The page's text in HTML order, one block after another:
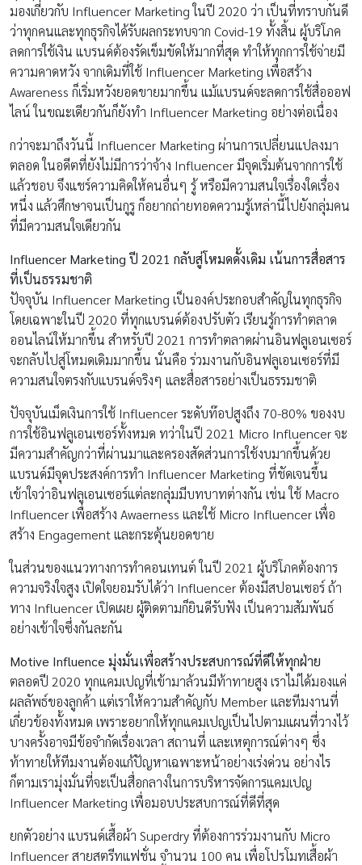
มองเกี่ยวกับ Influencer Marketing ในปี 2020 ว่า เป็นที่ทราบกันดี
ว่าทุกคนและทุกธุรกิจได้รับผลกระทบจาก Covid-19 ทั้งสิ้น ผู้บริโภค
ลดการใช้เงิน แบรนด์ต้องรัดเข็มขัดให้มากที่สุด ทำให้ทุกการใช้จ่ายมี
ความคาดหวัง จากเดิมที่ใช้ Influencer Marketing เพื่อสร้าง
Awareness ก็เริ่มหวังยอดขายมากขึ้น แม้แบรนด์จะลดการใช้สื่อออฟ
ไลน์ ในขณะเดียวกันก็ยังทำ Influencer Marketing อย่างต่อเนื่อง
กว่าจะมาถึงวันนี้ Influencer Marketing ผ่านการเปลี่ยนแปลงมา
ตลอด ในอดีตที่ยังไม่มีการว่าจ้าง Influencer มีจุดเริ่มต้นจากการใช้
แล้วชอบ จึงแชร์ความคิดให้คนอื่นๆ รู้ หรือมีความสนใจเรื่องใดเรื่อง
หนึ่ง แล้วศึกษาจนเป็นกูรู ก็อยากถ่ายทอดความรู้เหล่านี้ไปยังกลุ่มคน
ที่มีความสนใจเดียวกัน
Influencer Marketingปี 2021 กลับสู่โหมดดั้งเดิม เน้นการสื่อสาร
ที่เป็นธรรมชาติ
ปัจจุบัน Influencer Marketing เป็นองค์ประกอบสำคัญในทุกธุรกิจ
โดยเฉพาะในปี 2020 ที่ทุกแบรนด์ต้องปรับตัว เรียนรู้การทำตลาด
ออนไลน์ให้มากขึ้น สำหรับปี 2021 การทำตลาดผ่านอินฟลูเอนเซอร์
จะกลับไปสู่โหมดเดิมมากขึ้น นั่นคือ ร่วมงานกับอินฟลูเอนเซอร์ที่มี
ความสนใจตรงกับแบรนด์จริงๆ และสื่อสารอย่างเป็นธรรมชาติ
ปัจจุบันเม็ดเงินการใช้ Influencer ระดับท๊อปสูงถึง 70-80% ของงบ
การใช้อินฟลูเอนเซอร์ทั้งหมด ทว่าในปี 2021 Micro Influencer จะ
มีความสำคัญกว่าที่ผ่านมาและครองสัดส่วนการใช้งบมากขึ้นด้วย
แบรนด์มีจุดประสงค์การทำ Influencer Marketing ที่ชัดเจนขึ้น
เข้าใจว่าอินฟลูเอนเซอร์แต่ละกลุ่มมีบทบาทต่างกัน เช่น ใช้ Macro
Influencer เพื่อสร้าง Awaerness และใช้ Micro Influencer เพื่อ
สร้าง Engagement และกระตุ้นยอดขาย
ในส่วนของแนวทางการทำคอนเทนต์ ในปี 2021 ผู้บริโภคต้องการ
ความจริงใจสูง เปิดใจยอมรับได้ว่า Influencer ต้องมีสปอนเซอร์ ถ้า
ทาง Influencer เปิดเผย ผู้ติดตามก็ยินดีรับฟัง เป็นความสัมพันธ์
อย่างเข้าใจซึ่งกันละกัน
Motive Influence มุ่งมั่นเพื่อสร้างประสบการณ์ที่ดีให้ทุกฝ่าย
ตลอดปี 2020 ทุกแคมเปญที่เข้ามาล้วนมีท้าทายสูง เราไม่ได้มองแค่
ผลลัพธ์ของลูกค้า แต่เราให้ความสำคัญกับ Member และทีมงานที่
เกี่ยวข้องทั้งหมด เพราะอยากให้ทุกแคมเปญเป็นไปตามแผนที่วางไว้
บางครั้งอาจมีข้อจำกัดเรื่องเวลา สถานที่ และเหตุการณ์ต่างๆ ซึ่ง
ท้าทายให้ทีมงานต้องแก้ปัญหาเฉพาะหน้าอย่างเร่งด่วน อย่างไร
ก็ตามเรามุ่งมั่นที่จะเป็นสื่อกลางในการบริหารจัดการแคมเปญ
Influencer Marketing เพื่อมอบประสบการณ์ที่ดีที่สุด
ยกตัวอย่าง แบรนด์เสื้อผ้า Superdry ที่ต้องการร่วมงานกับ Micro
Influencer สายสตรีทแฟชั่น จำนวน 100 คน เพื่อโปรโมทเสื้อผ้า